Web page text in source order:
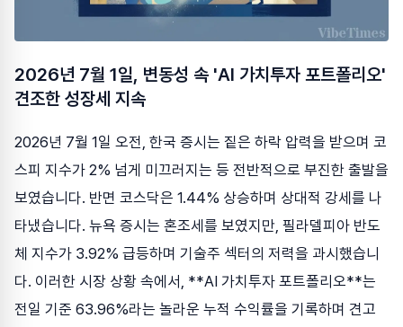
2026년 7월 1일, 변동성 속 'AI 가치투자 포트폴리오'
견조한 성장세 지속
2026년 7월 1일 오전, 한국 증시는 짙은 하락 압력을 받으며 코
스피 지수가 2% 넘게 미끄러지는 등 전반적으로 부진한 출발을
보였습니다. 반면 코스닥은 1.44% 상승하며 상대적 강세를 나
타냈습니다. 뉴욕 증시는 혼조세를 보였지만, 필라델피아 반도
체 지수가 3.92% 급등하며 기술주 섹터의 저력을 과시했습니
다. 이러한 시장 상황 속에서, **AI 가치투자 포트폴리오**는
전일 기준 63.96%라는 놀라운 누적 수익률을 기록하며 견고